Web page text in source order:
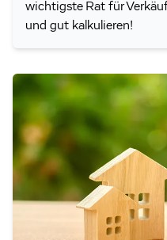
wichtigste Rat für
und gut kalkulieren!